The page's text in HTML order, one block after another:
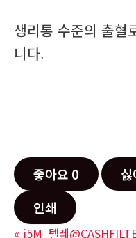
생리통 수준의 출혈
니다.
좋아요 0 싫
인쇄
« i5M_텔레